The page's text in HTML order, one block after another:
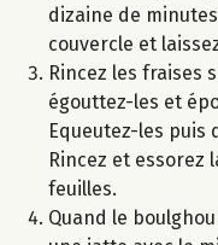
dizaine de
couvercle et
Rincez les fraises
égouttez-les et
Equeutez-les puis
Rincez et essorez
feuilles.
Quand le